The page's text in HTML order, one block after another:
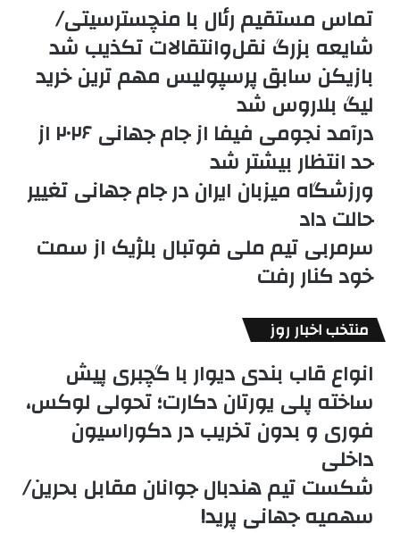
تماس مستقیم رئال با منچسترسیتی/
شایعه بزرگ نقل‌وانتقالات تکذیب شد
بازیکن سابق پرسپولیس مهم ترین خرید
لیگ بلاروس شد
درآمد نجومی فیفا از جام جهانی ۲۰۲۶ از
حد انتظار بیشتر شد
ورزشگاه میزبان ایران در جام جهانی تغییر
حالت داد
سرمربی تیم ملی فوتبال بلژیک از سمت
خود کنار رفت
منتخب اخبار روز
انواع قاب بندی دیوار با گچبری پیش
ساخته پلی یورتان دکارت؛ تحولی لوکس،
فوری و بدون تخریب در دکوراسیون
داخلی
شکست تیم هندبال جوانان مقابل بحرین/
سهمیه جهانی پرید!